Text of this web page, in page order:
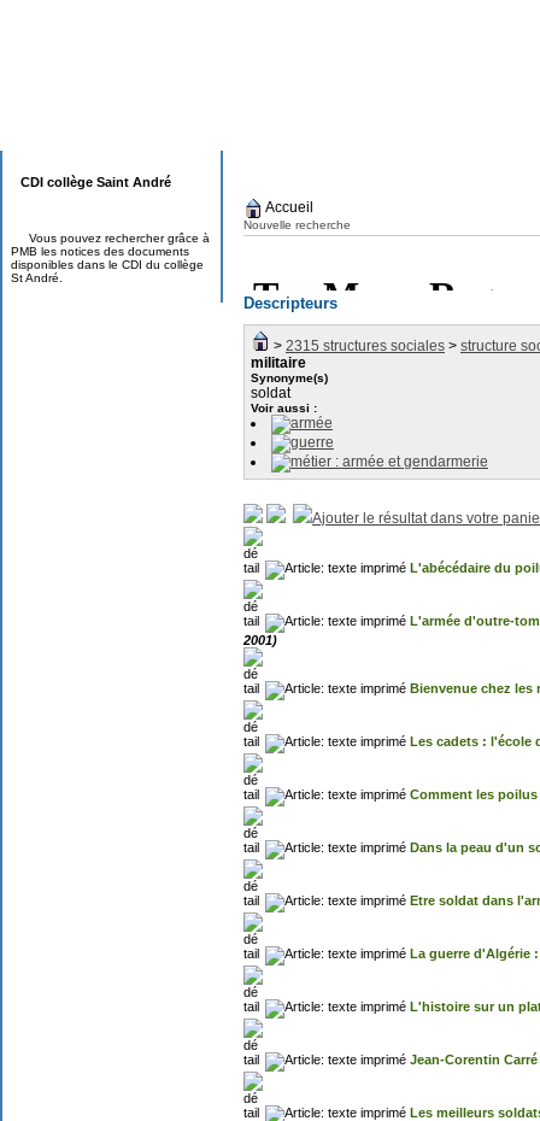
Accueil
Nouvelle recherche
Descripteurs
> 2315 structures sociales > structure
militaire
Synonyme(s)
soldat
Voir aussi :
armée
guerre
métier : armée et gendarmerie
Ajouter le résultat dans votre
L'abécédaire du
L'armée d'outre-
2001)
Bienvenue chez les
Les cadets : l'école
Comment les
Dans la peau d'un
Etre soldat dans
La guerre d'Algérie
L'histoire sur un
Jean-Corentin
Les meilleurs
CDI collège Saint André
Vous pouvez rechercher grâce à
PMB les notices des documents
disponibles dans le CDI du collège
St André.